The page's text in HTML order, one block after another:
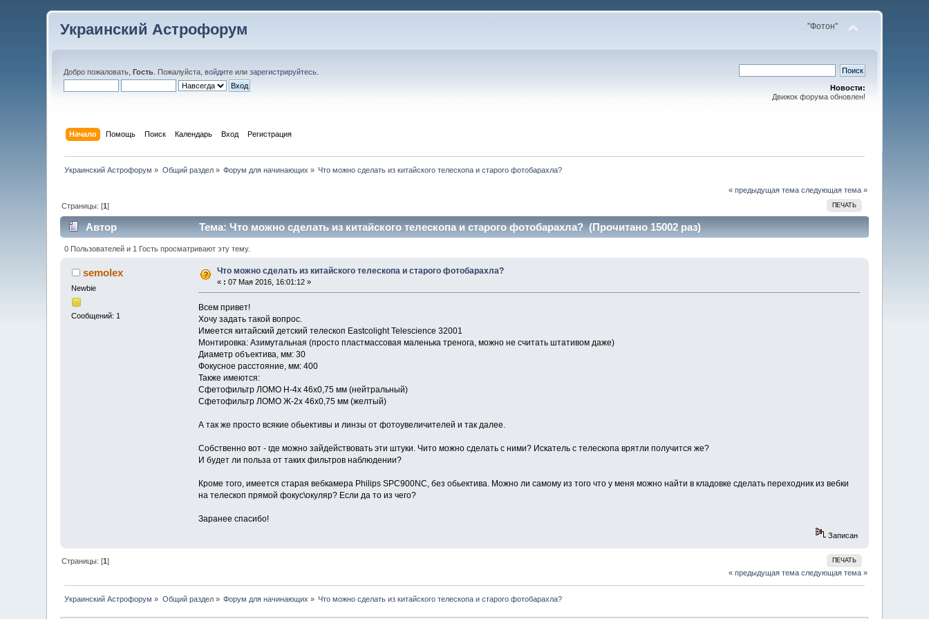
Украинский Астрофорум "Фотон"
Добро пожаловать,Гость . Пожалуйста,войдите илизарегистрируйтесь
Новости:
Движок форума обновлен!
Начало Помощь Поиск Календарь Вход Регистрация
Украинский Астрофорум » Общий раздел» Форум для начинающих » Что можно сделать из китайского телескопа и старого фотобарахла?
« предыдущая тема следующая тема »
ПЕЧАТЬ
Страницы: [1]
Автор Тема: Что можно сделать из китайского телескопа и старого фотобарахла? (Прочитано 15002 раз)
0 Пользователей и 1 Гость просматривают эту тему.
semolex
Newbie
Сообщений: 1
Что можно сделать из китайского телескопа и старого фотобарахла?
« : 07 Мая 2016, 16:01:12 »
Всем привет!
Хочу задать такой вопрос.
Имеется китайский детский телескоп Eastcolight Telescience 32001
Монтировка: Азимутальная (просто пластмассовая маленька тренога, можно не считать штативом даже)
Диаметр объектива, мм: 30
Фокусное расстояние, мм: 400
Также имеются:
Сфетофильтр ЛОМО Н-4х 46х0,75 мм (нейтральный)
Сфетофильтр ЛОМО Ж-2х 46х0,75 мм (желтый)
А так же просто всякие обьективы и линзы от фотоувеличителей и так далее.
Собственно вот - где можно зайдействовать эти штуки. Чито можно сделать с ними? Искатель с телескопа врятли получится же?
И будет ли польза от таких фильтров наблюдении?
Кроме того, имеется старая вебкамера Philips SPC900NC, без обьектива. Можно ли самому из того что у меня можно найти в кладовке сделать переходник из вебки
на телескоп прямой фокус\окуляр? Если да то из чего?
Заранее спасибо!
Записан
ПЕЧАТЬ
Страницы: [1]
« предыдущая тема следующая тема »
Украинский Астрофорум » Общий раздел» Форум для начинающих » Что можно сделать из китайского телескопа и старого фотобарахла?